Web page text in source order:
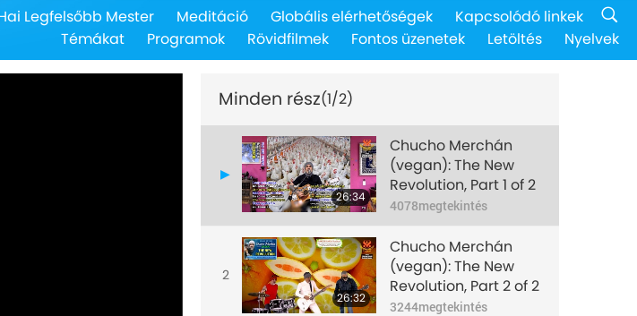
Legfelsőbb Mester Meditáció Globális elérhetőségek
Kapcsolódó linkek
Témákat
Programok Rövidfilmek Fontos üzenetek Letöltés Nyelvek
Minden rész(1/2)
26:34
Chucho Merchán
(vegan): The New
Revolution, Part 1 of 2
4078megtekintés
2
26:32
Chucho Merchán
(vegan): The New
Revolution, Part 2 of 2
3244megtekintés